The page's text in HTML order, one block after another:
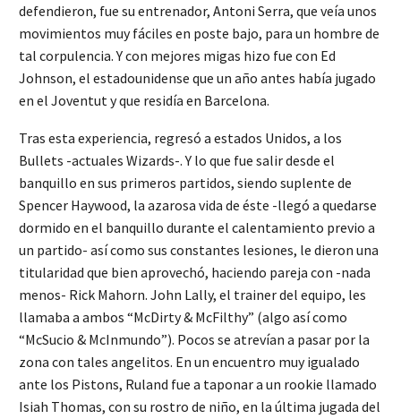
defendieron, fue su entrenador, Antoni Serra, que veía unos
movimientos muy fáciles en poste bajo, para un hombre de
tal corpulencia. Y con mejores migas hizo fue con Ed
Johnson, el estadounidense que un año antes había jugado
en el Joventut y que residía en Barcelona.
Tras esta experiencia, regresó a estados Unidos, a los
Bullets -actuales Wizards-. Y lo que fue salir desde el
banquillo en sus primeros partidos, siendo suplente de
Spencer Haywood, la azarosa vida de éste -llegó a quedarse
dormido en el banquillo durante el calentamiento previo a
un partido- así como sus constantes lesiones, le dieron una
titularidad que bien aprovechó, haciendo pareja con -nada
menos- Rick Mahorn. John Lally, el trainer del equipo, les
llamaba a ambos “McDirty & McFilthy” (algo así como
“McSucio & McInmundo”). Pocos se atrevían a pasar por la
zona con tales angelitos. En un encuentro muy igualado
ante los Pistons, Ruland fue a taponar a un rookie llamado
Isiah Thomas, con su rostro de niño, en la última jugada del